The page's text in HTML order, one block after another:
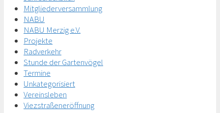
Mitgliederversammlung
NABU
NABU Merzig e.V.
Projekte
Radverkehr
Stunde der Gartenvögel
Termine
Unkategorisiert
Vereinsleben
Viezstraßeneröffnung